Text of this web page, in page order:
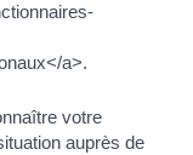
a>.
votre
auprès de